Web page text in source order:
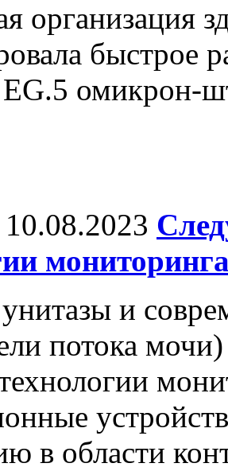
организация
быстрое
EG.5 омикрон-
10.08.2023
и
потока
в области